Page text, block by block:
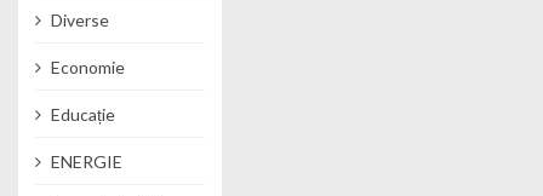
Diverse
Economie
Educație
ENERGIE